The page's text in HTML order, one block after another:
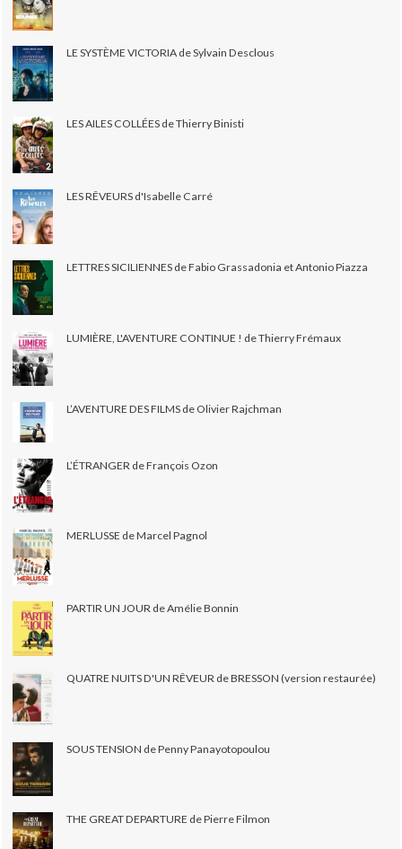
LE SYSTÈME VICTORIA de Sylvain Desclous
LES AILES COLLÉES de Thierry Binisti
LES RÊVEURS d'Isabelle Carré
LETTRES SICILIENNES de Fabio Grassadonia et Antonio Piazza
LUMIÈRE, L'AVENTURE CONTINUE ! de Thierry Frémaux
L’AVENTURE DES FILMS de Olivier Rajchman
L’ÉTRANGER de François Ozon
MERLUSSE de Marcel Pagnol
PARTIR UN JOUR de Amélie Bonnin
QUATRE NUITS D'UN RÊVEUR de BRESSON (version restaurée)
SOUS TENSION de Penny Panayotopoulou
THE GREAT DEPARTURE de Pierre Filmon